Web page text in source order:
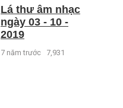
Lá thư âm nhạc
ngày 03 - 10 -
2019
7 năm trước 7,931